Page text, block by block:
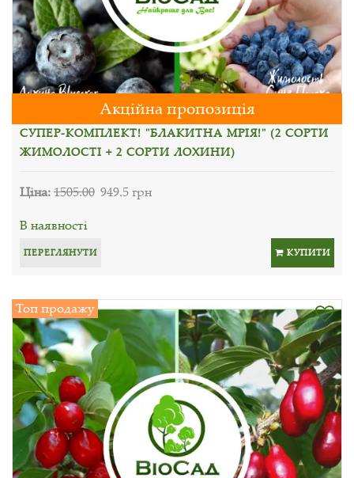
Акційна пропозиція
СУПЕР-КОМПЛЕКТ! "БЛАКИТНА МРІЯ!" (2 СОРТИ
ЖИМОЛОСТІ + 2 СОРТИ ЛОХИНИ)
Ціна:1505.00 949.5 грн
В наявності
ПЕРЕГЛЯНУТИ КУПИТИ
Топ продажу